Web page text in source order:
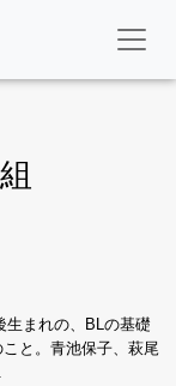
生まれの、BLの基礎
と。青池保子、萩尾